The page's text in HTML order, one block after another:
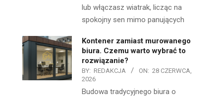
lub włączasz wiatrak, licząc na
spokojny sen mimo panujących
Kontener zamiast murowanego
biura. Czemu warto wybrać to
rozwiązanie?
BY: REDAKCJA ON: 28 CZERWCA,
2026
Budowa tradycyjnego biura o